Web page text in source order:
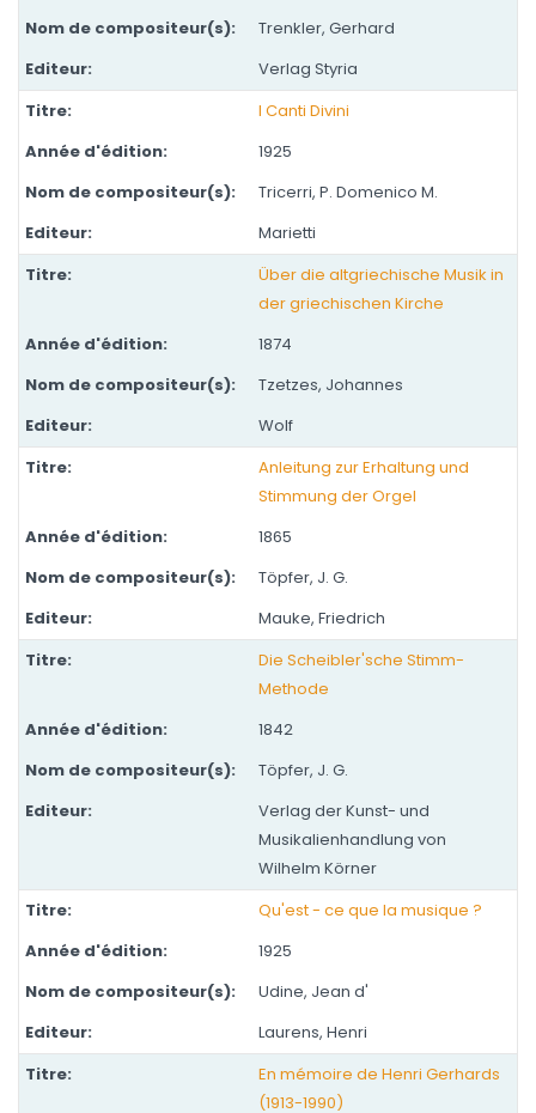
Trenkler, Gerhard
Verlag Styria
I Canti Divini
1925
Tricerri, P. Domenico M.
Marietti
Über die altgriechische Musik in
der griechischen Kirche
1874
Tzetzes, Johannes
Wolf
Anleitung zur Erhaltung und
Stimmung der Orgel
1865
Töpfer, J. G.
Mauke, Friedrich
Die Scheibler'sche Stimm-
Methode
1842
Töpfer, J. G.
Verlag der Kunst- und
Musikalienhandlung von
Wilhelm Körner
Qu'est - ce que la musique ?
1925
Udine, Jean d'
Laurens, Henri
En mémoire de Henri Gerhards
(1913-1990)